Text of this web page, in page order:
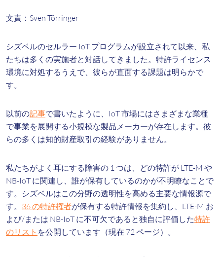
文責：Sven Törringer
シズベルのセルラー IoT プログラムが設立されて以来、私
たちは多くの実施者と対話してきました。特許ライセンス
環境に対処するうえで、彼らが直面する課題は明らかで
す。
以前の記事で書いたように、IoT 市場にはさまざまな業種
で事業を展開する小規模な製品メーカーが存在します。彼
らの多くは知的財産取引の経験がありません。
私たちがよく耳にする障害の 1 つは、どの特許が LTE-M や
NB-IoT に関連し、誰が保有しているのかが不明瞭なことで
す。シズベルはこの分野の透明性を高める主要な情報源で
す。 36 の特許権者が保有する特許情報を集約し、LTE-M お
よび/または NB-IoT に不可欠であると独自に評価した特許
のリスト を公開しています（現在 72 ページ）。